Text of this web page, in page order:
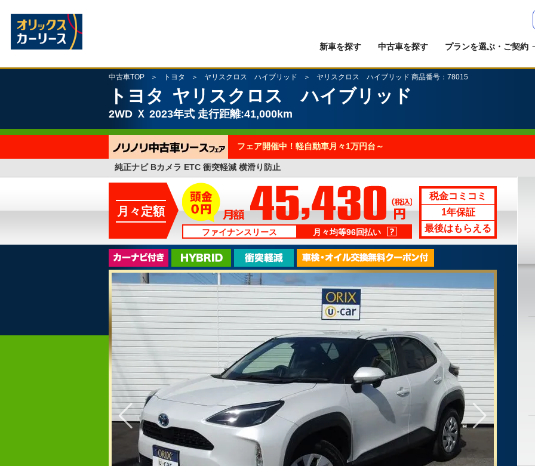
新車を探す 中古車を探す プランを選ぶ・ご契約
中古車TOP トヨタ ヤリスクロス ハイブリッド ヤリスクロス ハイブリッド 商品番号：78015
トヨタ ヤリスクロス ハイブリッド
2WD Ｘ 2023年式 走行距離:41,000km
フェア開催中！軽自動車月々1万円台～
純正ナビ Bカメラ ETC 衝突軽減 横滑り防止
月々定額
ファイナンスリース 月々均等96回払い
税金コミコミ
1年保証
最後はもらえる